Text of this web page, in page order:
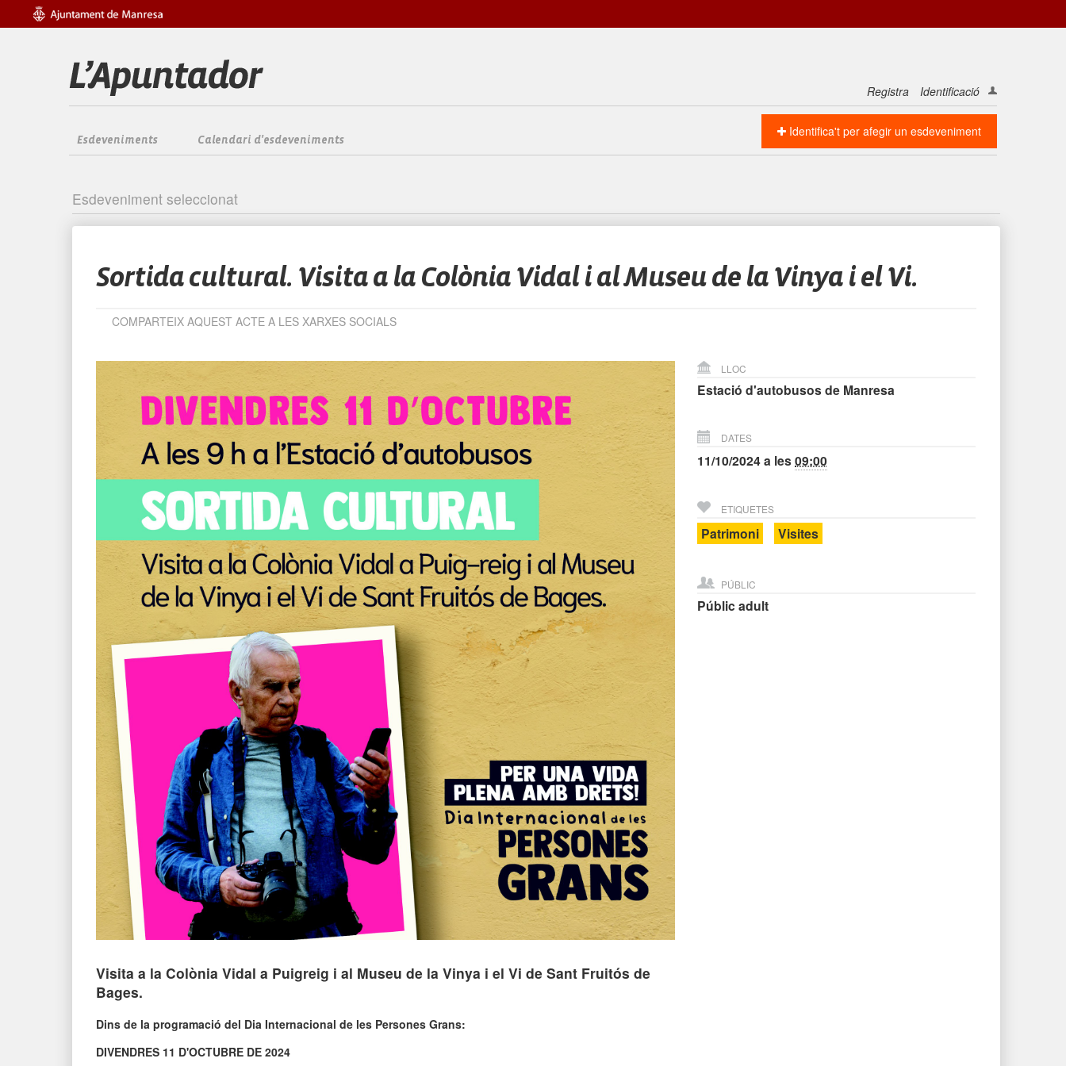
Identificació
Registra
Esdeveniments Calendari d'esdeveniments
Identifica't per afegir un esdeveniment
Esdeveniment seleccionat
Sortida cultural. Visita a la Colònia Vidal i al Museu de la Vinya i el Vi.
COMPARTEIX AQUEST ACTE A LES XARXES SOCIALS
Visita a la Colònia Vidal a Puigreig i al Museu de la Vinya i el Vi de Sant Fruitós de
Bages.
Dins de la programació del Dia Internacional de les Persones Grans:
DIVENDRES 11 D'OCTUBRE DE 2024
LLOC
Estació d'autobusos de Manresa
DATES
11/10/2024a les09:00
ETIQUETES
Patrimoni Visites
PÚBLIC
Públic adult